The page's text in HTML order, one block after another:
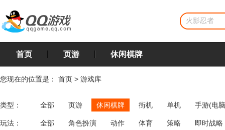
首页 页游 休闲棋牌
您现在的位置是： 首页 > 游戏库
类型： 全部 页游 休闲棋牌 街机 单机 手游(电
玩法： 全部 角色扮演 动作 体育 策略
即时战略